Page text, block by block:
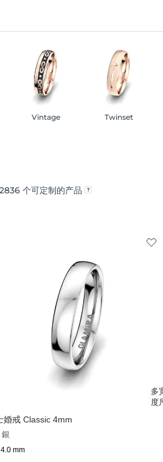
Vintage Twinset
2836 个可定制的产品
婚戒 Classic 4mm
銀
4.0 mm